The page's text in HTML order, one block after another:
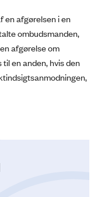
en afgørelsen i en
ombudsmanden,
afgørelse om
en anden, hvis den